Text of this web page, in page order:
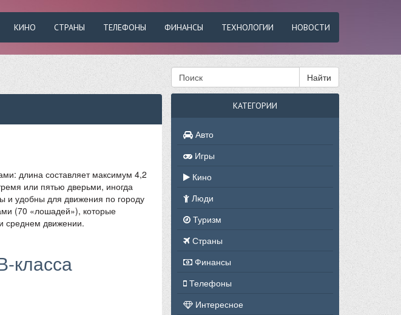
КИНО СТРАНЫ ТЕЛЕФОНЫ ФИНАНСЫ ТЕХНОЛОГИИ НОВОСТИ
длина составляет максимум 4,2
или пятью дверьми, иногда
и удобны для движения по городу
(70 «лошадей»), которые
среднем движении.
класса
Найти
КАТЕГОРИИ
Авто
Игры
Кино
Люди
Туризм
Страны
Финансы
Телефоны
Интересное